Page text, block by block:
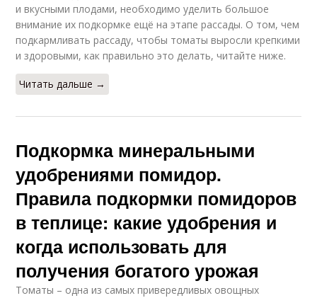
и вкусными плодами, необходимо уделить большое
внимание их подкормке ещё на этапе рассады. О том, чем
подкармливать рассаду, чтобы томаты выросли крепкими
и здоровыми, как правильно это делать, читайте ниже.
Читать дальше →
Подкормка минеральными
удобрениями помидор.
Правила подкормки помидоров
в теплице: какие удобрения и
когда использовать для
получения богатого урожая
Томаты – одна из самых привередливых овощных